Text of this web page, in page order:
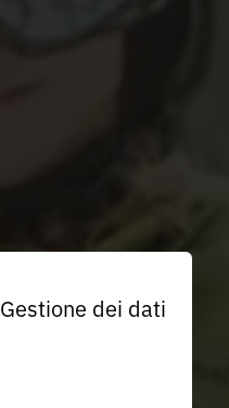
Gestione dei dati